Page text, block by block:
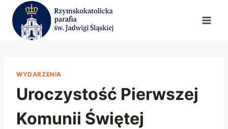
Przejdź
treści
WYDARZENIA
Uroczystość Pierwszej
Komunii Świętej